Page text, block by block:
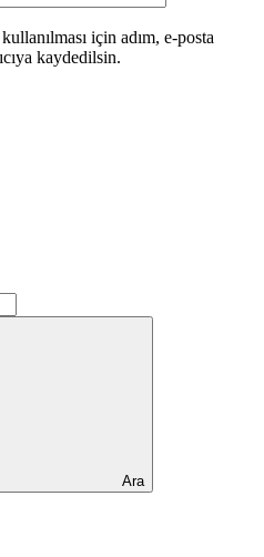
için adım, e-posta
kaydedilsin.
Ara